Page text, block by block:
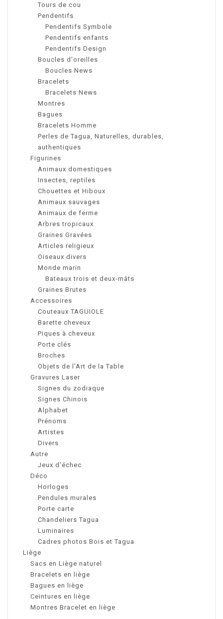
Tours de cou
Pendentifs
Pendentifs Symbole
Pendentifs enfants
Pendentifs Design
Boucles d'oreilles
Boucles News
Bracelets
Bracelets News
Montres
Bagues
Bracelets Homme
Perles de Tagua, Naturelles, durables,
authentiques
Figurines
Animaux domestiques
Insectes, reptiles
Chouettes et Hiboux
Animaux sauvages
Animaux de ferme
Arbres tropicaux
Graines Gravées
Articles religieux
Oiseaux divers
Monde marin
Bateaux trois et deux-mâts
Graines Brutes
Accessoires
Couteaux TAGUIOLE
Barette cheveux
Piques à cheveux
Porte clés
Broches
Objets de l'Art de la Table
Gravures Laser
Signes du zodiaque
Signes Chinois
Alphabet
Prénoms
Artistes
Divers
Autre
Jeux d'échec
Déco
Horloges
Pendules murales
Porte carte
Chandeliers Tagua
Luminaires
Cadres photos Bois et Tagua
Liège
Sacs en Liège naturel
Bracelets en liège
Bagues en liège
Ceintures en liège
Montres Bracelet en liège